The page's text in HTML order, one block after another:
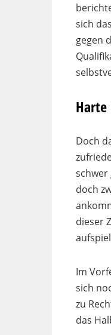
sich
gegen
Doch
schwer
doch
dieser
Im
sich
zu
das